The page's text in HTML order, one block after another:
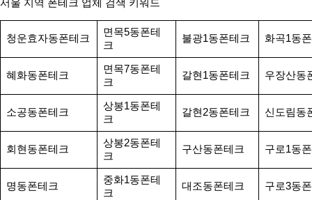
서울 지역 폰테크 업체 검색 키워드
청운효자동폰테크
면목5동폰테
크
불광1동폰테크 화곡1동
혜화동폰테크
면목7동폰테
크
갈현1동폰테크 우장산동
소공동폰테크
상봉1동폰테
크
갈현2동폰테크 신도림동
회현동폰테크
상봉2동폰테
크
구산동폰테크 구로1동
명동폰테크
중화1동폰테
크
대조동폰테크 구로3동